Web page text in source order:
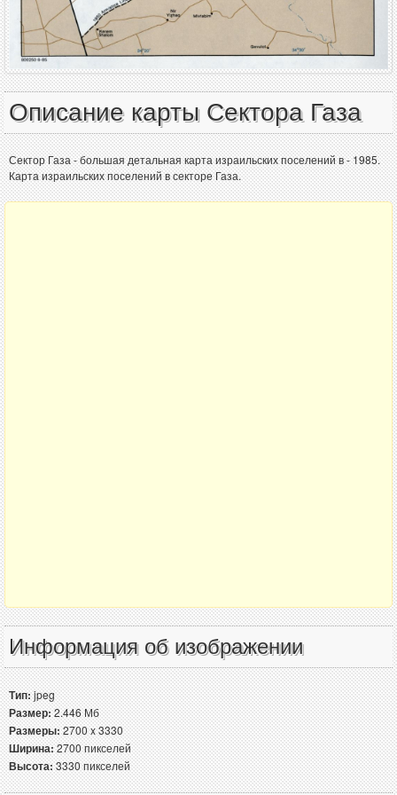
Описание карты Сектора Газа
Сектор Газа - большая детальная карта израильских поселений в - 1985.
Карта израильских поселений в секторе Газа.
Информация об изображении
Тип:jpeg
Размер:2.446 Мб
Размеры:2700 x 3330
Ширина:2700 пикселей
Высота:3330 пикселей